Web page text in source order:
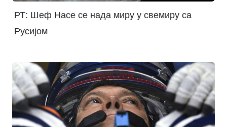
РТ: Шеф Насе се нада миру у свемиру са
Русијом